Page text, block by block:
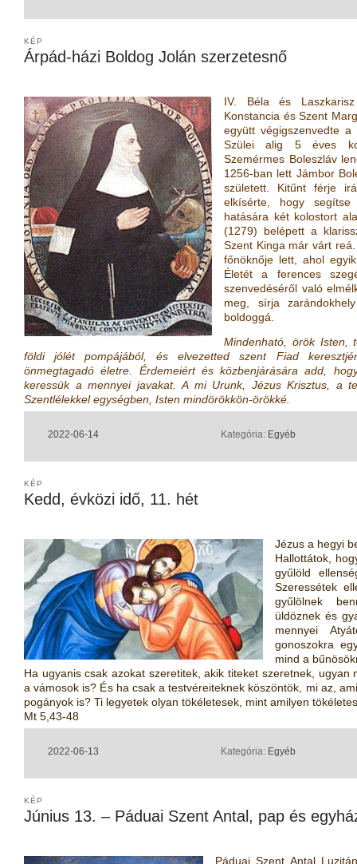
Árpád-házi Boldog Jolán szerzetesnő
KÉP
IV. Béla és
Konstancia és Szent
együtt végigszenvedte
Szülei alig 5 éves
Szemérmes Boleszláv
1256-ban lett Jámbor
született. Kitűnt férje
elkísérte, hogy
hatására két kolostort
(1279) belépett a
Szent Kinga már várt
főnöknője lett, ahol
Életét a ferences
szenvedéséről való
meg, sírja
boldoggá.
Mindenható, örök Isten,
földi jólét pompájából, és elvezetted szent Fiad
önmegtagadó életre. Érdemeiért és közbenjárására add,
keressük a mennyei javakat. A mi Urunk, Jézus Krisztus, a
Szentlélekkel egységben, Isten mindörökkön-örökké.
2022-06-14 Kategória: Egyéb
Kedd, évközi idő, 11. hét
KÉP
Jézus a hegyi
Hallottátok,
gyűlöld
Szeressétek
gyűlölnek
üldöznek és
mennyei
gonoszokra
mind a
Ha ugyanis csak azokat szeretitek, akik titeket szeretnek,
a vámosok is? És ha csak a testvéreiteknek köszöntök, mi az,
pogányok is? Ti legyetek olyan tökéletesek, mint amilyen
Mt 5,43-48
2022-06-13 Kategória: Egyéb
Június 13. – Páduai Szent Antal, pap és
KÉP
Páduai Szent Antal